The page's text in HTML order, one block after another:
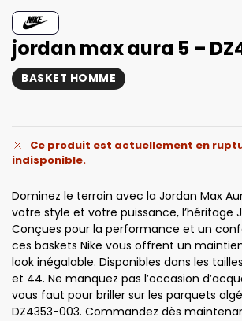
jordan max aura 5 –
BASKET HOMME
Ce produit est actuellement en
indisponible.
Dominez le terrain avec la Jordan Max
votre style et votre puissance, l’héritage
Conçues pour la performance et un
ces baskets Nike vous offrent un
look inégalable. Disponibles dans les
et 44. Ne manquez pas l’occasion
vous faut pour briller sur les parquets
DZ4353-003. Commandez dès